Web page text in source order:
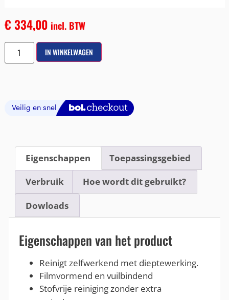
€ 334,00 incl. BTW
IN WINKELWAGEN
Eigenschappen Toepassingsgebied
Verbruik Hoe wordt dit gebruikt?
Dowloads
Eigenschappen van het product
Reinigt zelfwerkend met dieptewerking.
Filmvormend en vuilbindend
Stofvrije reiniging zonder extra